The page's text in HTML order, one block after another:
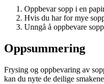
Oppbevar sopp i en
Hvis du har for mye
Unngå å oppbevare
Oppsummering
Frysing og oppbevaring av
kan du nyte de deilige